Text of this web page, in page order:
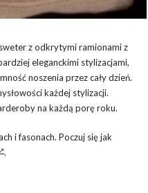
z odkrytymi ramionami z
eleganckimi stylizacjami,
noszenia przez cały dzień.
każdej stylizacji.
na każdą porę roku.
i fasonach. Poczuj się jak
.